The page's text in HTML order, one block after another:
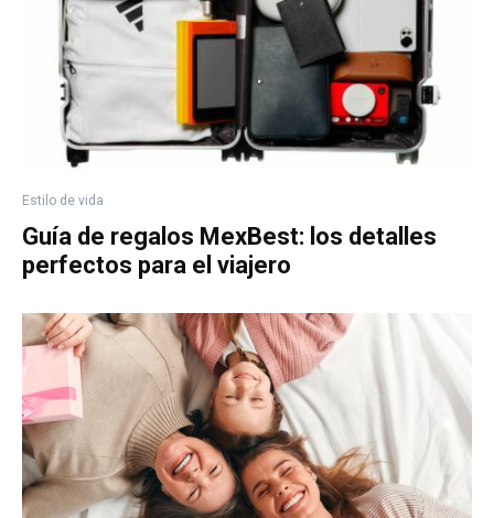
Estilo de vida
Guía de regalos MexBest: los detalles
perfectos para el viajero